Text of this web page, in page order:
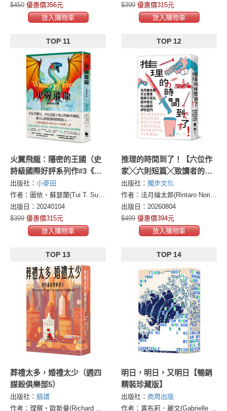
$450 優惠價356元
放入購物車
$399 優惠價315元
放入購物車
TOP 11
火翼飛龍：隱密的王國（史
詩級國際好評系列作#3《紐
約時報》排行榜常勝軍）
出版社： 小麥田
作者：圖依・蘇瑟蘭(Tui T. Sutherland)
出版日：20240104
$399 優惠價315元
放入購物車
TOP 12
推理的時間到了！【六位作
家╳六則短篇╳致讀者的挑
戰書】
出版社： 獨步文化
作者：法月綸太郎(Rintaro Norizuki)方丈貴惠(Hojo Kie)我孫子武丸(Abiko Takemaru)田中啓文 伊吹亞門(Ibuki Amon)北山猛邦(Kitayama Takekuni)
出版日：20260804
$499 優惠價394元
放入購物車
TOP 13
葬禮太多，婚禮太少（週四
謀殺俱樂部5）
出版社： 臉譜
作者：理察・歐斯曼(Richard Osman)
TOP 14
明日，明日，又明日【暢銷
精裝珍藏版】
出版社： 商周出版
作者：嘉布莉．麗文(Gabrielle Zevin)